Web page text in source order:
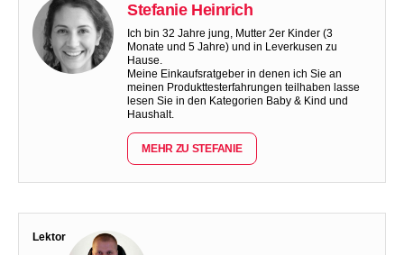
Stefanie Heinrich
Ich bin 32 Jahre jung, Mutter 2er Kinder (3
Monate und 5 Jahre) und in Leverkusen zu
Hause.
Meine Einkaufsratgeber in denen ich Sie an
meinen Produkttesterfahrungen teilhaben lasse
lesen Sie in den Kategorien Baby & Kind und
Haushalt.
MEHR ZU STEFANIE
Lektor